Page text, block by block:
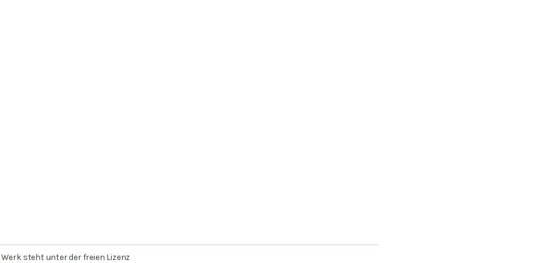
Werk steht unter der freien Lizenz